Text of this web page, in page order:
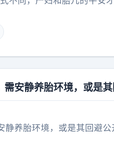
安静养胎环境，或是
养胎环境，或是其回避